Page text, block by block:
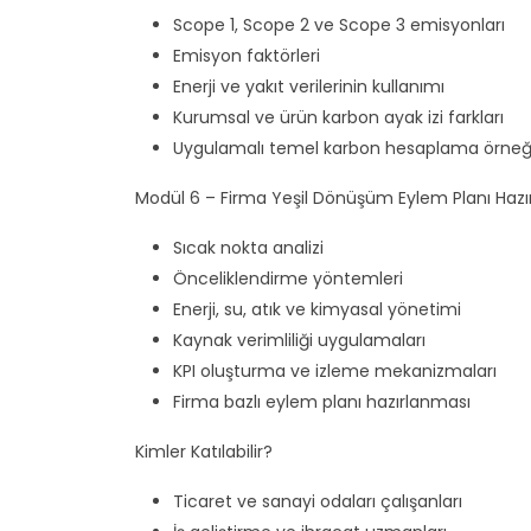
Scope 1, Scope 2 ve Scope 3 emisyonları
Emisyon faktörleri
Enerji ve yakıt verilerinin kullanımı
Kurumsal ve ürün karbon ayak izi farkları
Uygulamalı temel karbon hesaplama
Modül 6 – Firma Yeşil Dönüşüm Eylem Planı
Sıcak nokta analizi
Önceliklendirme yöntemleri
Enerji, su, atık ve kimyasal yönetimi
Kaynak verimliliği uygulamaları
KPI oluşturma ve izleme mekanizmaları
Firma bazlı eylem planı hazırlanması
Kimler Katılabilir?
Ticaret ve sanayi odaları çalışanları